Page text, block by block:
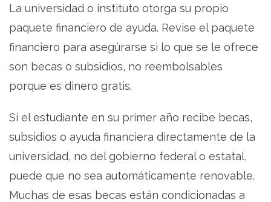
La universidad o instituto otorga su propio
paquete financiero de ayuda. Revise el paquete
financiero para asegúrarse si lo que se le ofrece
son becas o subsidios, no reembolsables
porque es dinero gratis.
Si el estudiante en su primer año recibe becas,
subsidios o ayuda financiera directamente de la
universidad, no del gobierno federal o estatal,
puede que no sea automáticamente renovable.
Muchas de esas becas están condicionadas a